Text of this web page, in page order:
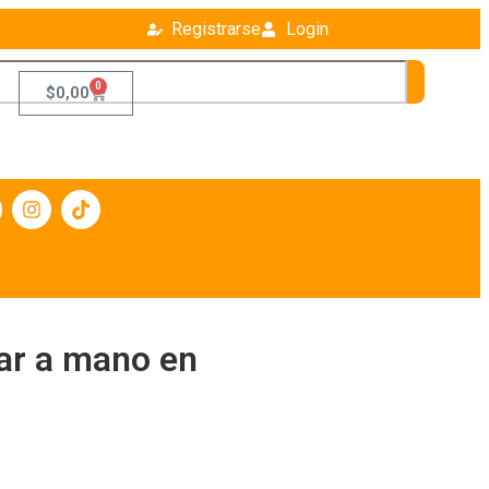
Registrarse Login
$0,00 0
a mano en